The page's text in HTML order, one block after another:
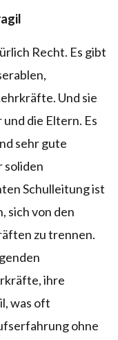
Recht. Es gibt
Und sie
die Eltern. Es
sehr gute
soliden
Schulleitung ist
sich von den
zu trennen.
ihre
was oft
ohne